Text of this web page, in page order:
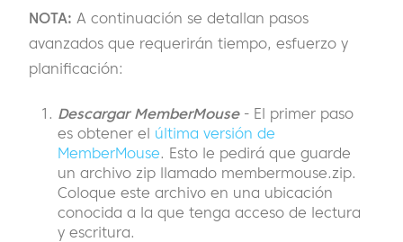
NOTA: A continuación se detallan pasos
avanzados que requerirán tiempo, esfuerzo y
planificación:
Descargar MemberMouse- El primer paso
es obtener el última versión de
MemberMouse. Esto le pedirá que guarde
un archivo zip llamado membermouse.zip.
Coloque este archivo en una ubicación
conocida a la que tenga acceso de lectura
y escritura.